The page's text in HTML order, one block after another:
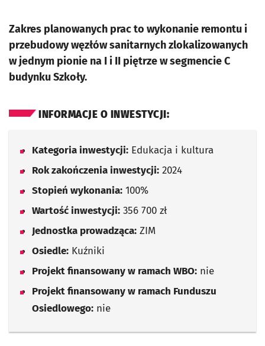
Zakres planowanych prac to wykonanie remontu i
przebudowy węzłów sanitarnych zlokalizowanych
w jednym pionie na I i II piętrze w segmencie C
budynku Szkoły.
INFORMACJE O INWESTYCJI:
Kategoria inwestycji: Edukacja i kultura
Rok zakończenia inwestycji: 2024
Stopień wykonania: 100%
Wartość inwestycji: 356 700 zł
Jednostka prowadząca: ZIM
Osiedle: Kuźniki
Projekt finansowany w ramach WBO: nie
Projekt finansowany w ramach Funduszu
Osiedlowego: nie